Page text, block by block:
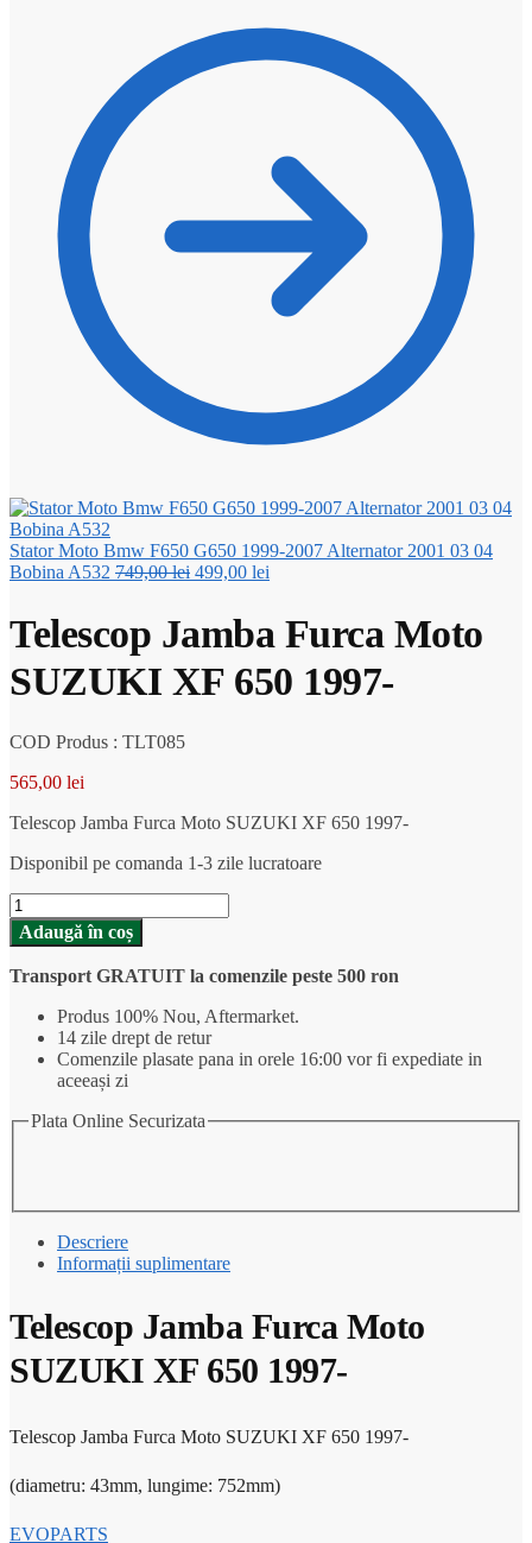
Stator Moto Bmw F650 G650 1999-2007 Alternator 2001 03 04
Bobina A532 749,00lei Prețul
fost:
499,00 lei
499,00 lei.
Telescop Jamba Furca Moto
SUZUKI XF 650 1997-
COD Produs : TLT085
565,00 lei
Telescop Jamba Furca Moto SUZUKI XF 650 1997-
Disponibil pe comanda 1-3 zile lucratoare
Cantitate
Telescop
Jamba
Furca
Moto
SUZUKI
Adaugă în coș
Transport GRATUIT la comenzile peste 500 ron
Produs 100% Nou, Aftermarket.
14 zile drept de retur
Comenzile plasate pana in orele 16:00 vor fi expediate in
aceeași zi
Plata Online Securizata
Descriere
Informații suplimentare
Telescop Jamba Furca Moto
SUZUKI XF 650 1997-
Telescop Jamba Furca Moto SUZUKI XF 650 1997-
(diametru: 43mm, lungime: 752mm)
EVOPARTS